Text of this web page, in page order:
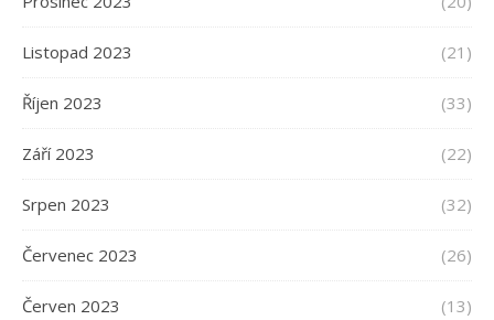
Listopad 2023 (21)
Říjen 2023 (33)
Září 2023 (22)
Srpen 2023 (32)
Červenec 2023 (26)
Červen 2023 (13)